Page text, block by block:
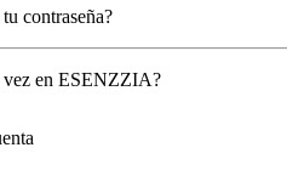
contraseña?
vez en ESENZZIA?